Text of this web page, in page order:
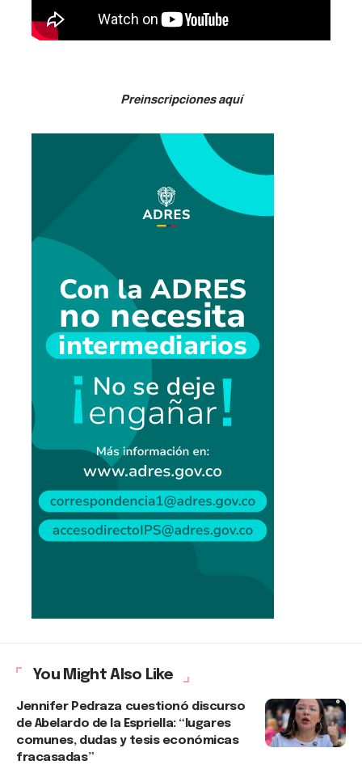
Preinscripciones aquí
You Might Also Like
Jennifer Pedraza cuestionó discurso
de Abelardo de la Espriella: “lugares
comunes, dudas y tesis económicas
fracasadas”